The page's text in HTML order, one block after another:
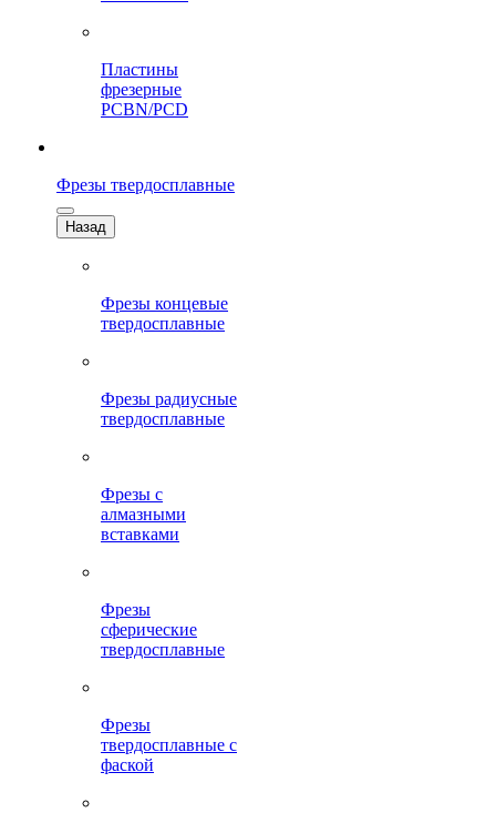
Пластины
фрезерные
PCBN/PCD
Фрезы твердосплавные
Назад
Фрезы концевые
твердосплавные
Фрезы радиусные
твердосплавные
Фрезы с
алмазными
вставками
Фрезы
сферические
твердосплавные
Фрезы
твердосплавные с
фаской